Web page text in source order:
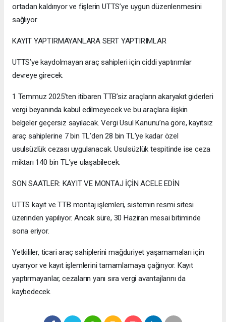
ortadan kaldırıyor ve fişlerin UTTS’ye uygun düzenlenmesini
sağlıyor.
KAYIT YAPTIRMAYANLARA SERT YAPTIRIMLAR
UTTS’ye kaydolmayan araç sahipleri için ciddi yaptırımlar
devreye girecek.
1 Temmuz 2025’ten itibaren TTB’siz araçların akaryakıt giderleri
vergi beyanında kabul edilmeyecek ve bu araçlara ilişkin
belgeler geçersiz sayılacak. Vergi Usul Kanunu’na göre, kayıtsız
araç sahiplerine 7 bin TL’den 28 bin TL’ye kadar özel
usulsüzlük cezası uygulanacak. Usulsüzlük tespitinde ise ceza
miktarı 140 bin TL’ye ulaşabilecek.
SON SAATLER: KAYIT VE MONTAJ İÇİN ACELE EDİN
UTTS kayıt ve TTB montaj işlemleri, sistemin resmi sitesi
üzerinden yapılıyor. Ancak süre, 30 Haziran mesai bitiminde
sona eriyor.
Yetkililer, ticari araç sahiplerini mağduriyet yaşamamaları için
uyarıyor ve kayıt işlemlerini tamamlamaya çağırıyor. Kayıt
yaptırmayanlar, cezaların yanı sıra vergi avantajlarını da
kaybedecek.